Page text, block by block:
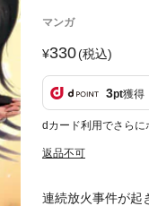
マンガ
330(税込)
3pt獲得
dカード利用でさらに
返品不可
連続放火事件が起